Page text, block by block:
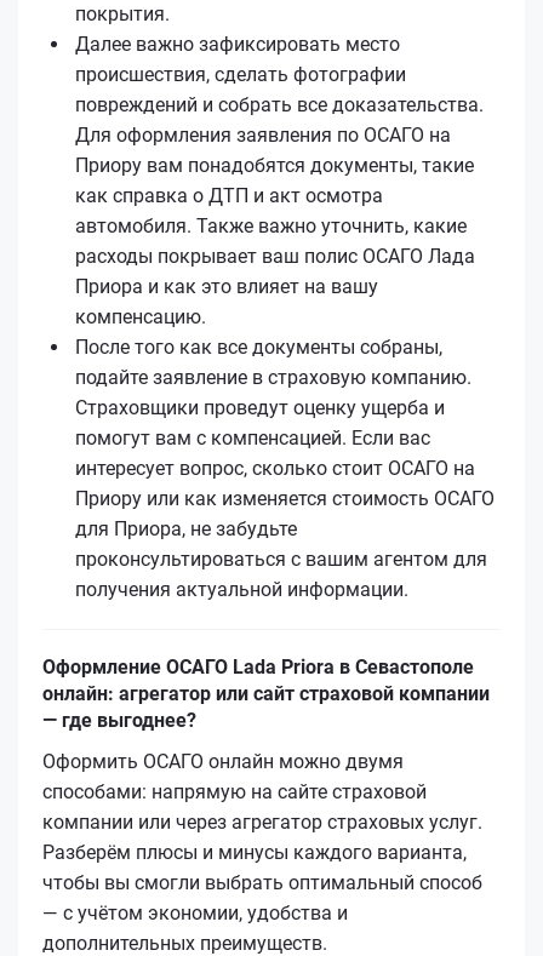
покрытия.
Далее важно зафиксировать место
происшествия, сделать фотографии
повреждений и собрать все доказательства.
Для оформления заявления по ОСАГО на
Приору вам понадобятся документы, такие
как справка о ДТП и акт осмотра
автомобиля. Также важно уточнить, какие
расходы покрывает ваш полис ОСАГО Лада
Приора и как это влияет на вашу
компенсацию.
После того как все документы собраны,
подайте заявление в страховую компанию.
Страховщики проведут оценку ущерба и
помогут вам с компенсацией. Если вас
интересует вопрос, сколько стоит ОСАГО на
Приору или как изменяется стоимость ОСАГО
для Приора, не забудьте
проконсультироваться с вашим агентом для
получения актуальной информации.
Оформление ОСАГО Lada Priora в Севастополе
онлайн: агрегатор или сайт страховой компании
— где выгоднее?
Оформить ОСАГО онлайн можно двумя
способами: напрямую на сайте страховой
компании или через агрегатор страховых услуг.
Разберём плюсы и минусы каждого варианта,
чтобы вы смогли выбрать оптимальный способ
— с учётом экономии, удобства и
дополнительных преимуществ.